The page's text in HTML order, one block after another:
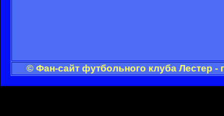
© Фан-сайт футбольного клуба Лестер